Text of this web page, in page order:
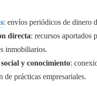
: envíos periódicos de dinero
directa: recursos aportados
inmobiliarios.
y conocimiento:
de prácticas empresariales.